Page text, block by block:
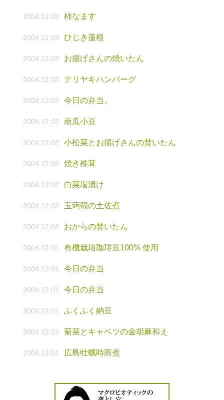
2004.12.03 柿なます
2004.12.03 ひじき蓮根
2004.12.03 お揚げさんの焼いたん
2004.12.02 テリヤキハンバーグ
2004.12.02 今日の弁当。
2004.12.02 南瓜小豆
2004.12.02 小松菜とお揚げさんの焚いたん
2004.12.02 焼き椎茸
2004.12.02 白菜塩漬け
2004.12.02 玉蒟蒻の土佐煮
2004.12.02 おからの焚いたん
2004.12.01 有機栽培珈琲豆100% 使用
2004.12.01 今日の弁当
2004.12.01 今日の弁当
2004.12.01 ふくふく納豆
2004.12.01 菊菜とキャベツの金胡麻和え
2004.12.01 広島牡蠣時雨煮